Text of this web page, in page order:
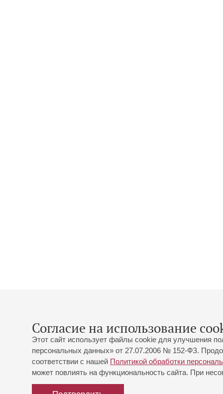
Согласие на использование
Этот сайт использует файлы cookie для улучшения
персональных данных» от 27.07.2006 № 152-ФЗ.
соответствии с нашей Политикой обработки
может повлиять на функциональность сайта. При